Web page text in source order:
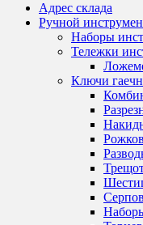
Адрес склада
Ручной
Наборы
Тележки
Ключи